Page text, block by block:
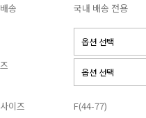
송
국내 배송 전용
이즈 F(44-77)